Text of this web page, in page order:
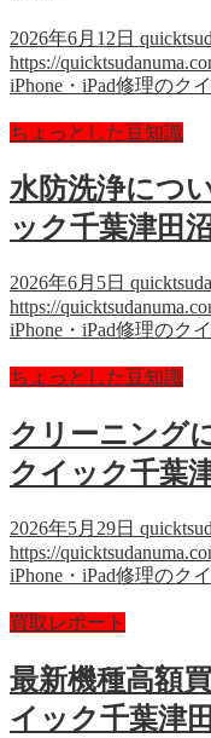
2026年6月12日
https://
iPhone・iPad修理のク
ちょっとした豆知識
水防洗浄につ
ック千葉津田沼
2026年6月5日
https://
iPhone・iPad修理のク
ちょっとした豆知識
クリーニング
クイック千葉
2026年5月29日
https://
iPhone・iPad修理のク
買取レポート
最新機種高額
イック千葉津